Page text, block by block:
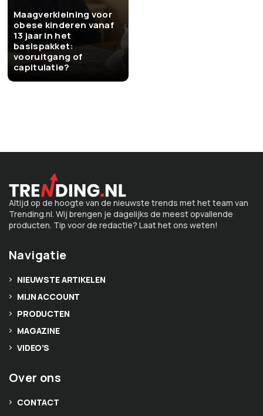
Maagverkleining voor
obese kinderen vanaf
13 jaar in het
basispakket:
vooruitgang of
capitulatie?
Altijd op de hoogte van de nieuwste trends met het team van
Trending.nl. Wij brengen je dagelijks de meest opvallende
producten. Tip voor de redactie? Laat het ons weten!
Navigatie
NIEUWSTE ARTIKELEN
MIJN ACCOUNT
PRODUCTEN
MAGAZINE
VIDEO’S
Over ons
CONTACT